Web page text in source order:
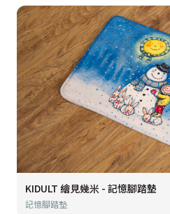
KIDULT 繪見幾米 - 記憶腳踏墊
記憶腳踏墊